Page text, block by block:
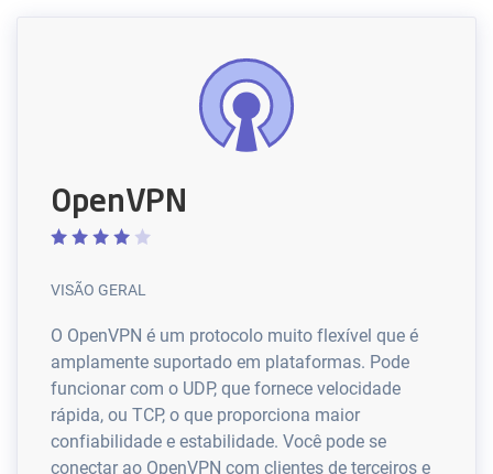
OpenVPN
VISÃO GERAL
O OpenVPN é um protocolo muito flexível que é
amplamente suportado em plataformas. Pode
funcionar com o UDP, que fornece velocidade
rápida, ou TCP, o que proporciona maior
confiabilidade e estabilidade. Você pode se
conectar ao OpenVPN com clientes de terceiros e